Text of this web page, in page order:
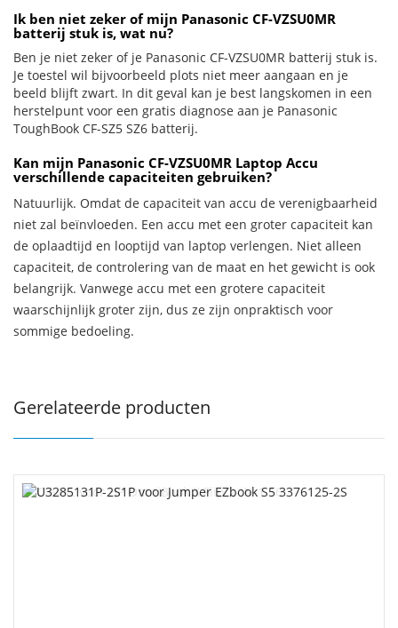
Ik ben niet zeker of mijn Panasonic CF-VZSU0MR
batterij stuk is, wat nu?
Ben je niet zeker of je Panasonic CF-VZSU0MR batterij stuk is.
Je toestel wil bijvoorbeeld plots niet meer aangaan en je
beeld blijft zwart. In dit geval kan je best langskomen in een
herstelpunt voor een gratis diagnose aan je Panasonic
ToughBook CF-SZ5 SZ6 batterij.
Kan mijn Panasonic CF-VZSU0MR Laptop Accu
verschillende capaciteiten gebruiken?
Natuurlijk. Omdat de capaciteit van accu de verenigbaarheid
niet zal beïnvloeden. Een accu met een groter capaciteit kan
de oplaadtijd en looptijd van laptop verlengen. Niet alleen
capaciteit, de controlering van de maat en het gewicht is ook
belangrijk. Vanwege accu met een grotere capaciteit
waarschijnlijk groter zijn, dus ze zijn onpraktisch voor
sommige bedoeling.
Gerelateerde producten